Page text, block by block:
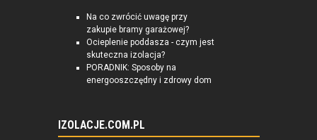
Na co zwrócić uwagę przy
zakupie bramy garażowej?
Ocieplenie poddasza - czym jest
skuteczna izolacja?
PORADNIK: Sposoby na
energooszczędny i zdrowy dom
IZOLACJE.COM.PL